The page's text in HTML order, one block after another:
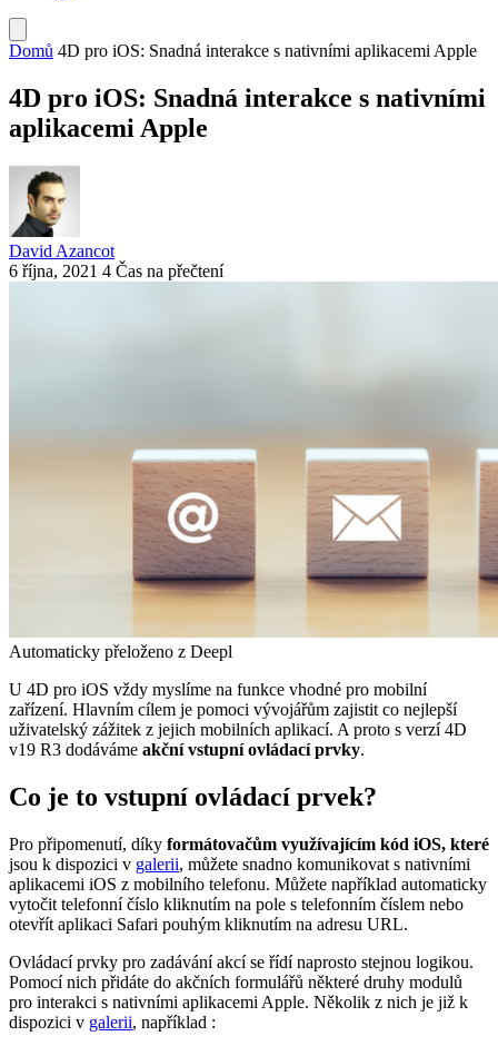
Domů 4D pro iOS: Snadná interakce s nativními aplikacemi Apple
4D pro iOS: Snadná interakce s nativními
aplikacemi Apple
David Azancot
6 října, 2021 4 Čas na přečtení
Automaticky přeloženo z Deepl
U 4D pro iOS vždy myslíme na funkce vhodné pro mobilní
zařízení. Hlavním cílem je pomoci vývojářům zajistit co nejlepší
uživatelský zážitek z jejich mobilních aplikací. A proto s verzí 4D
v19 R3 dodáváme akční vstupní ovládací prvky.
Co je to vstupní ovládací prvek?
Pro připomenutí, díky formátovačům využívajícím kód iOS, které
jsou k dispozici v galerii, můžete snadno komunikovat s nativními
aplikacemi iOS z mobilního telefonu. Můžete například automaticky
vytočit telefonní číslo kliknutím na pole s telefonním číslem nebo
otevřít aplikaci Safari pouhým kliknutím na adresu URL.
Ovládací prvky pro zadávání akcí se řídí naprosto stejnou logikou.
Pomocí nich přidáte do akčních formulářů některé druhy modulů
pro interakci s nativními aplikacemi Apple. Několik z nich je již k
dispozici v galerii, například :